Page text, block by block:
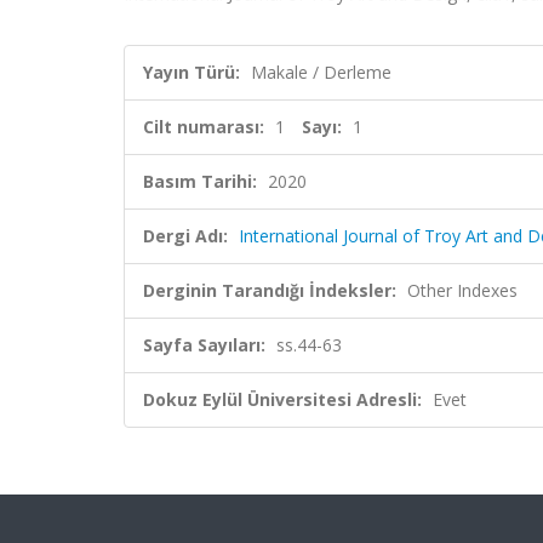
Yayın Türü: Makale / Derleme
Cilt numarası: 1 Sayı: 1
Basım Tarihi: 2020
Dergi Adı: International Journal of Troy Art and
Derginin Tarandığı İndeksler: Other Indexes
Sayfa Sayıları: ss.44-63
Dokuz Eylül Üniversitesi Adresli: Evet